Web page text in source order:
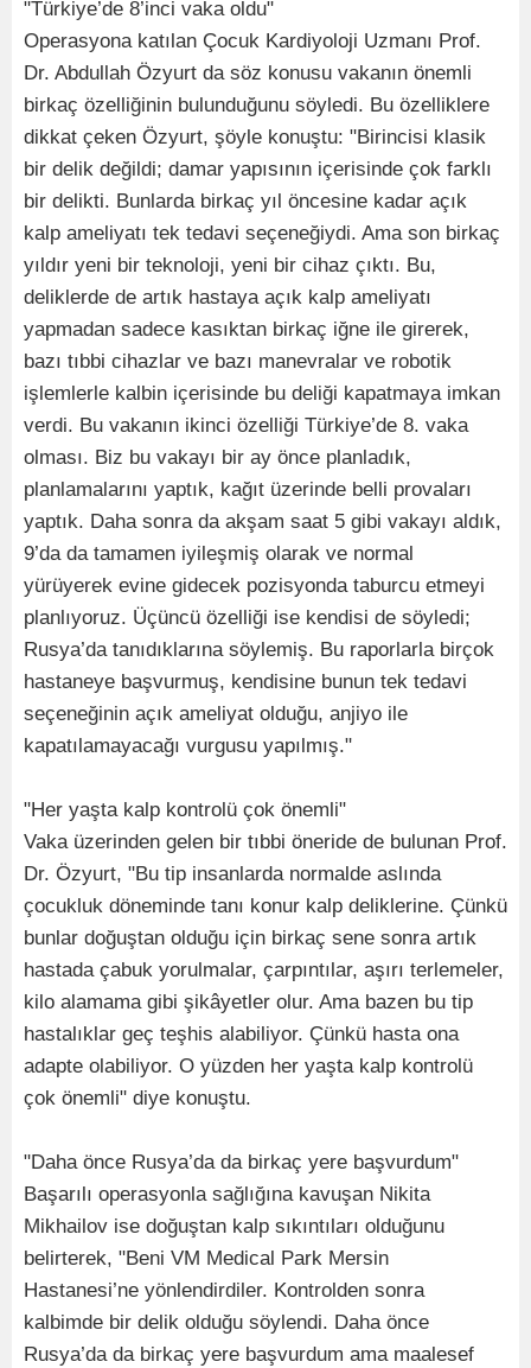
"Türkiye’de 8’inci vaka oldu"
Operasyona katılan Çocuk Kardiyoloji Uzmanı Prof.
Dr. Abdullah Özyurt da söz konusu vakanın önemli
birkaç özelliğinin bulunduğunu söyledi. Bu özelliklere
dikkat çeken Özyurt, şöyle konuştu: "Birincisi klasik
bir delik değildi; damar yapısının içerisinde çok farklı
bir delikti. Bunlarda birkaç yıl öncesine kadar açık
kalp ameliyatı tek tedavi seçeneğiydi. Ama son birkaç
yıldır yeni bir teknoloji, yeni bir cihaz çıktı. Bu,
deliklerde de artık hastaya açık kalp ameliyatı
yapmadan sadece kasıktan birkaç iğne ile girerek,
bazı tıbbi cihazlar ve bazı manevralar ve robotik
işlemlerle kalbin içerisinde bu deliği kapatmaya imkan
verdi. Bu vakanın ikinci özelliği Türkiye’de 8. vaka
olması. Biz bu vakayı bir ay önce planladık,
planlamalarını yaptık, kağıt üzerinde belli provaları
yaptık. Daha sonra da akşam saat 5 gibi vakayı aldık,
9’da da tamamen iyileşmiş olarak ve normal
yürüyerek evine gidecek pozisyonda taburcu etmeyi
planlıyoruz. Üçüncü özelliği ise kendisi de söyledi;
Rusya’da tanıdıklarına söylemiş. Bu raporlarla birçok
hastaneye başvurmuş, kendisine bunun tek tedavi
seçeneğinin açık ameliyat olduğu, anjiyo ile
kapatılamayacağı vurgusu yapılmış."
"Her yaşta kalp kontrolü çok önemli"
Vaka üzerinden gelen bir tıbbi öneride de bulunan Prof.
Dr. Özyurt, "Bu tip insanlarda normalde aslında
çocukluk döneminde tanı konur kalp deliklerine. Çünkü
bunlar doğuştan olduğu için birkaç sene sonra artık
hastada çabuk yorulmalar, çarpıntılar, aşırı terlemeler,
kilo alamama gibi şikâyetler olur. Ama bazen bu tip
hastalıklar geç teşhis alabiliyor. Çünkü hasta ona
adapte olabiliyor. O yüzden her yaşta kalp kontrolü
çok önemli" diye konuştu.
"Daha önce Rusya’da da birkaç yere başvurdum"
Başarılı operasyonla sağlığına kavuşan Nikita
Mikhailov ise doğuştan kalp sıkıntıları olduğunu
belirterek, "Beni VM Medical Park Mersin
Hastanesi’ne yönlendirdiler. Kontrolden sonra
kalbimde bir delik olduğu söylendi. Daha önce
Rusya’da da birkaç yere başvurdum ama maalesef